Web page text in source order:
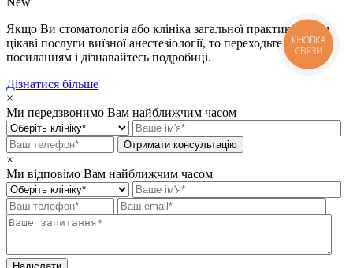
Якщо Ви стоматологія або клініка загальної практики і Вам
цікаві послуги виїзної анестезіології, то переходьте за
посиланням і дізнавайтесь подробиці.
Дізнатися більше
×
Ми передзвонимо Вам найближчим часом
×
Ми відповімо Вам найближчим часом
КНОПКА
СВЯЗИ